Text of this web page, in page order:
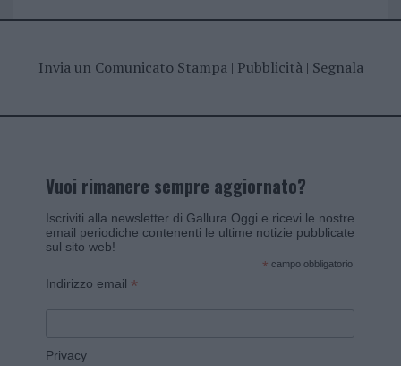
Invia un Comunicato Stampa| Pubblicità| Segnala
Vuoi rimanere sempre aggiornato?
Iscriviti alla newsletter di Gallura Oggi e ricevi le nostre
email periodiche contenenti le ultime notizie pubblicate
sul sito web!
* campo obbligatorio
Indirizzo email *
Privacy